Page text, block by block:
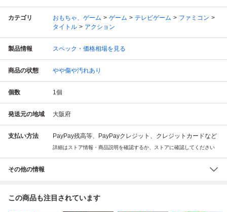
カテゴリ おもちゃ、ゲーム ゲーム テレビゲーム
ファミコン
タイトル
アクション
製品情報 スペック・価格相場を見る
商品の状態 やや傷や汚れあり
個数 1個
発送元の地域 大阪府
支払い方法 PayPay残高等、PayPayクレジット、クレジットカードなど
詳細はストア情報・商品説明を確認するか、ストアに確認してください
その他の情報
この商品も注目されています